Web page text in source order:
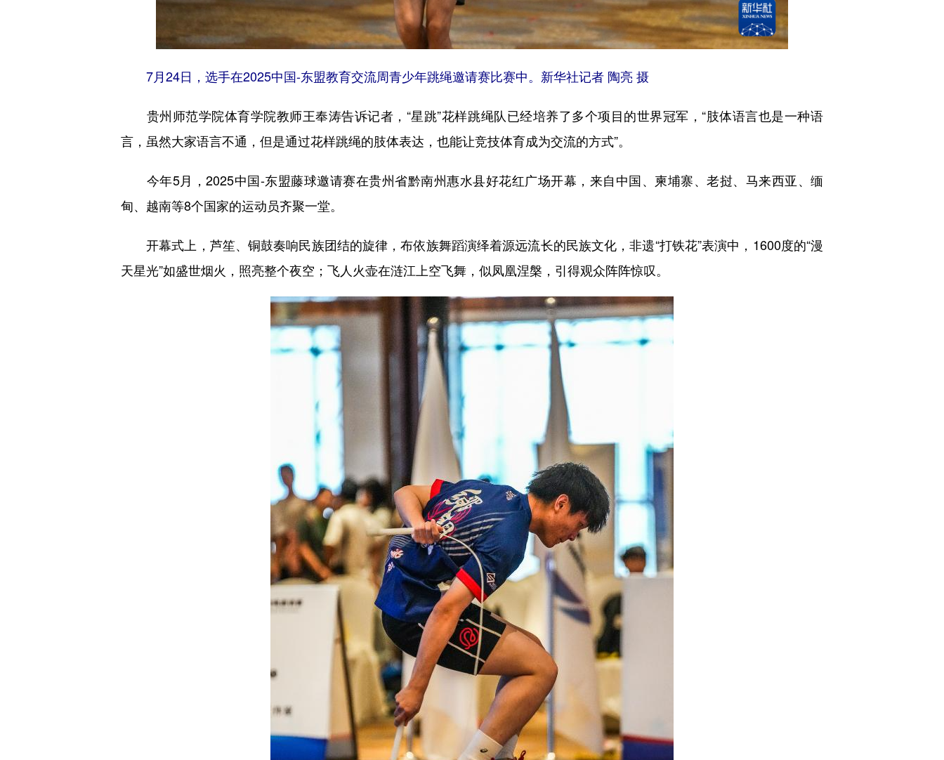
7月24日，选手在2025中国-东盟教育交流周青少年跳绳邀请赛比赛中。新华社记者 陶亮 摄
贵州师范学院体育学院教师王奉涛告诉记者，“星跳”花样跳绳队已经培养了多个项目的世界冠军，“肢体语言也是一种语
言，虽然大家语言不通，但是通过花样跳绳的肢体表达，也能让竞技体育成为交流的方式”。
今年5月，2025中国-东盟藤球邀请赛在贵州省黔南州惠水县好花红广场开幕，来自中国、柬埔寨、老挝、马来西亚、缅
甸、越南等8个国家的运动员齐聚一堂。
开幕式上，芦笙、铜鼓奏响民族团结的旋律，布依族舞蹈演绎着源远流长的民族文化，非遗“打铁花”表演中，1600度的“漫
天星光”如盛世烟火，照亮整个夜空；飞人火壶在涟江上空飞舞，似凤凰涅槃，引得观众阵阵惊叹。